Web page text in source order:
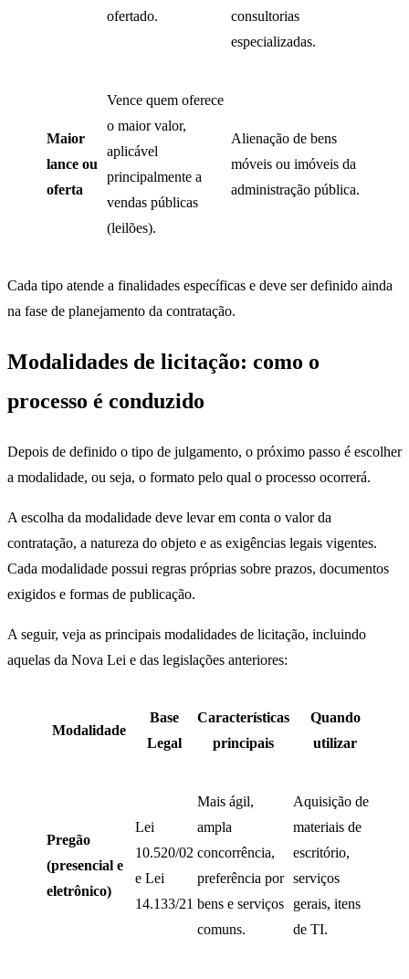
ofertado.
consultorias
especializadas.
Maior
lance ou
oferta
Vence quem oferece
o maior valor,
aplicável
principalmente a
vendas públicas
(leilões).
Alienação de bens
móveis ou imóveis da
administração pública.
Cada tipo atende a finalidades específicas e deve ser definido ainda
na fase de planejamento da contratação.
Modalidades de licitação: como o
processo é conduzido
Depois de definido o tipo de julgamento, o próximo passo é escolher
a modalidade, ou seja, o formato pelo qual o processo ocorrerá.
A escolha da modalidade deve levar em conta o valor da
contratação, a natureza do objeto e as exigências legais vigentes.
Cada modalidade possui regras próprias sobre prazos, documentos
exigidos e formas de publicação.
A seguir, veja as principais modalidades de licitação, incluindo
aquelas da Nova Lei e das legislações anteriores:
Modalidade
Base
Legal
Características
principais
Quando
utilizar
Pregão
(presencial e
eletrônico)
Lei
10.520/02
e Lei
14.133/21
Mais ágil,
ampla
concorrência,
preferência por
bens e serviços
comuns.
Aquisição de
materiais de
escritório,
serviços
gerais, itens
de TI.